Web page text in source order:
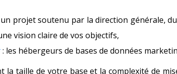
projet soutenu par la direction générale,
vision claire de vos objectifs,
: les hébergeurs de bases de données
la taille de votre base et la complexité de